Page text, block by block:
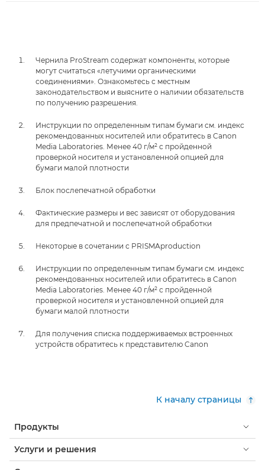
Чернила ProStream содержат компоненты, которые
могут считаться «летучими органическими
соединениями». Ознакомьтесь с местным
законодательством и выясните о наличии обязательств
по получению разрешения.
Инструкции по определенным типам бумаги см. индекс
рекомендованных носителей или обратитесь в Canon
Media Laboratories. Менее 40 г/м² с пройденной
проверкой носителя и установленной опцией для
бумаги малой плотности
Блок послепечатной обработки
Фактические размеры и вес зависят от оборудования
для предпечатной и послепечатной обработки
Некоторые в сочетании с PRISMAproduction
Инструкции по определенным типам бумаги см. индекс
рекомендованных носителей или обратитесь в Canon
Media Laboratories. Менее 40 г/м² с пройденной
проверкой носителя и установленной опцией для
бумаги малой плотности
Для получения списка поддерживаемых встроенных
устройств обратитесь к представителю Canon
К началу страницы
Продукты
Услуги и решения